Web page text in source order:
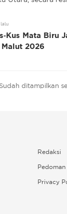
Kus Mata Biru
2026
Sudah ditampilkan
Redaksi
Privacy